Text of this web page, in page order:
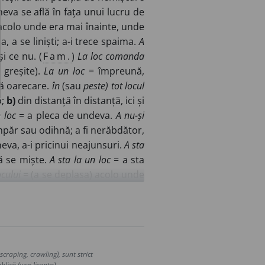
se află în fața unui lucru de
unde era mai înainte, unde
a se liniști; a-i trece spaima.A
ce nu. (Fam.)La loc comanda
greșite).La un loc= împreună,
oarecare. în(saupeste) tot locul
b) din distanță în distanță, ici și
loc= a pleca de undeva.A nu-și
sau odihnă; a fi nerăbdător,
a-i pricinui neajunsuri.A sta
se miște.A sta la un loc= a sta
producție)= parte din suprafața
crawling), sunt strict